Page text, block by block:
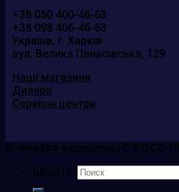
+38 050 400-46-63
+38 098 406-46-63
Україна, г. Харків
вул. Велика Панасівська, 129
Наші магазини
Дилери
Сервісні центри
Все права защищены © РОСС
Шукати: